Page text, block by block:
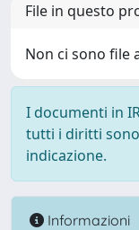
File in questo
Non ci sono file
I documenti in
tutti i diritti
indicazione.
Informazioni